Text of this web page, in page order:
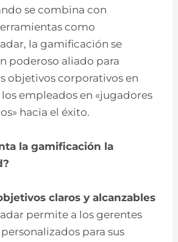
se combina con
como
la gamificación se
poderoso aliado para
objetivos corporativos en
los empleados en «jugadores
hacia el éxito.
la gamificación la
claros y alcanzables
permite a los gerentes
para sus